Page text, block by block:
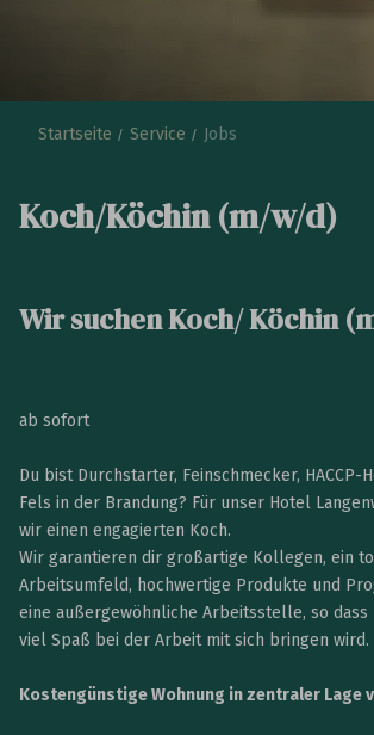
Startseite Service Jobs
Koch/Köchin (m/w/d)
Wir suchen Koch/ Köchin
ab sofort
Du bist Durchstarter, Feinschmecker, HACCP-
Fels in der Brandung? Für unser Hotel
wir einen engagierten Koch.
Wir garantieren dir großartige Kollegen, ein
Arbeitsumfeld, hochwertige Produkte und
eine außergewöhnliche Arbeitsstelle, so dass
viel Spaß bei der Arbeit mit sich bringen wird.
Kostengünstige Wohnung in zentraler Lage